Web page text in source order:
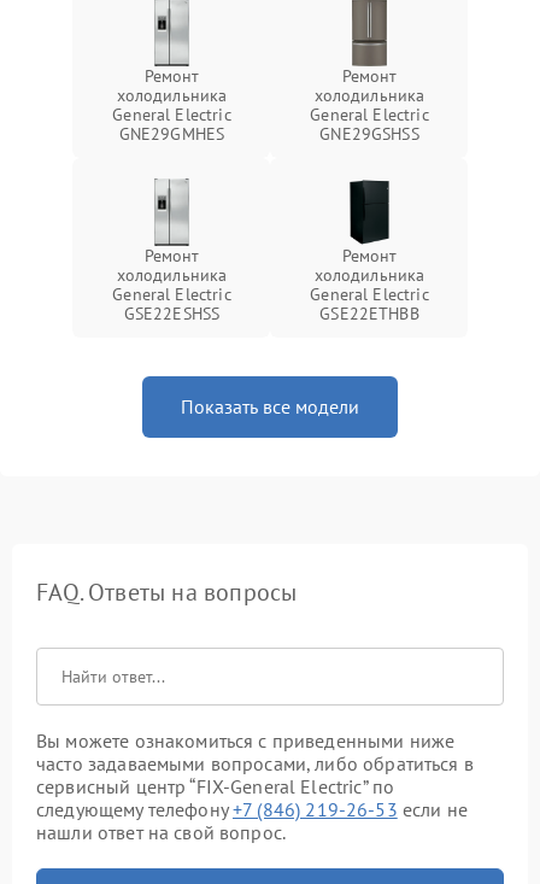
Ремонт
холодильника
General Electric
GNE29GMHES
Ремонт
холодильника
General Electric
GNE29GSHSS
Ремонт
холодильника
General Electric
GSE22ESHSS
Ремонт
холодильника
General Electric
GSE22ETHBB
Показать все модели
FAQ. Ответы на вопросы
Вы можете ознакомиться с приведенными ниже
часто задаваемыми вопросами, либо обратиться в
сервисный центр “FIX-General Electric” по
следующему телефону+7 (846) 219-26-53 если не
нашли ответ на свой вопрос.